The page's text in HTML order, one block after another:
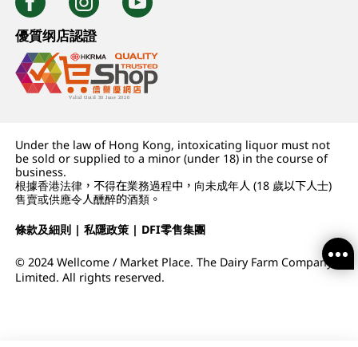
優質纲店認證
Under the law of Hong Kong, intoxicating liquor must not
be sold or supplied to a minor (under 18) in the course of
business.
根據香港法律，不得在業務過程中，向未成年人 (18 歲以下人士)
售賣或供應令人醺醉的酒類。
條款及細則 |私隱政策 | DFI零售集團
© 2024 Wellcome / Market Place. The Dairy Farm Company
Limited. All rights reserved.